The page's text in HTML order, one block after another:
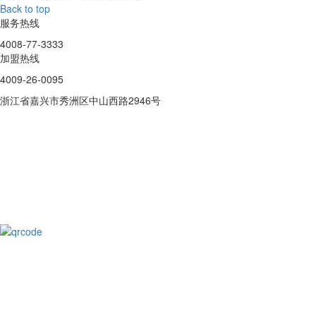
Back to top
服务热线
4008-77-3333
加盟热线
4009-26-0095
浙江省嘉兴市秀洲区中山西路2946号